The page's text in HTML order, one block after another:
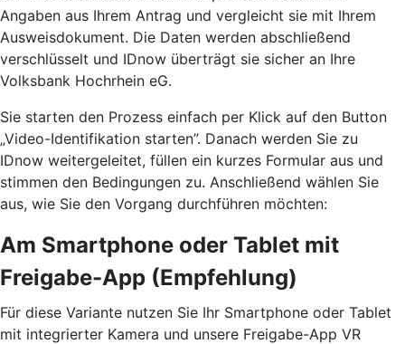
Angaben aus Ihrem Antrag und vergleicht sie mit Ihrem
Ausweisdokument. Die Daten werden abschließend
verschlüsselt und IDnow überträgt sie sicher an Ihre
Volksbank Hochrhein eG.
Sie starten den Prozess einfach per Klick auf den Button
„Video-Identifikation starten”. Danach werden Sie zu
IDnow weitergeleitet, füllen ein kurzes Formular aus und
stimmen den Bedingungen zu. Anschließend wählen Sie
aus, wie Sie den Vorgang durchführen möchten:
Am Smartphone oder Tablet mit
Freigabe-App (Empfehlung)
Für diese Variante nutzen Sie Ihr Smartphone oder Tablet
mit integrierter Kamera und unsere Freigabe-App VR